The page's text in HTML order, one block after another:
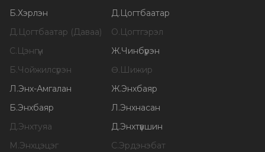
Б.Хэрлэн Д.Цогтбаатар
Д.Цогтбаатар (Даваа) О.Цогтгэрэл
С.Цэнгүүн Ж.Чинбүрэн
Б.Чойжилсүрэн Ө.Шижир
Л.Энх-Амгалан Ж.Энхбаяр
Б.Энхбаяр Л.Энхнасан
Д.Энхтуяа Д.Энхтүвшин
М.Энхцэцэг С.Эрдэнэбат